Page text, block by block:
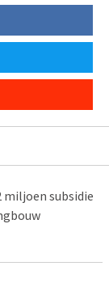
subsidie